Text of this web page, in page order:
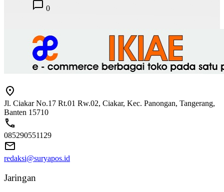
0
Jl. Ciakar No.17 Rt.01 Rw.02, Ciakar, Kec. Panongan, Tangerang,
Banten 15710
085290551129
redaksi@suryapos.id
Jaringan